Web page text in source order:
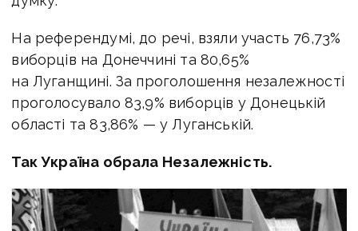
На референдумі, до речі, взяли участь 76,73%
виборців на Донеччині та 80,65%
на Луганщині. За проголошення незалежності
проголосувало 83,9% виборців у Донецькій
області та 83,86% — у Луганській.
Так Україна обрала Незалежність.